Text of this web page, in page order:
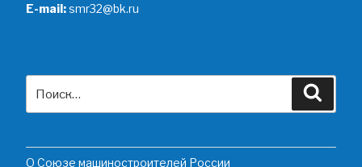
E-mail:smr32@bk.ru
О Союзе машиностроителей России